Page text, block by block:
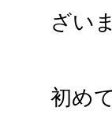
ざい
初め